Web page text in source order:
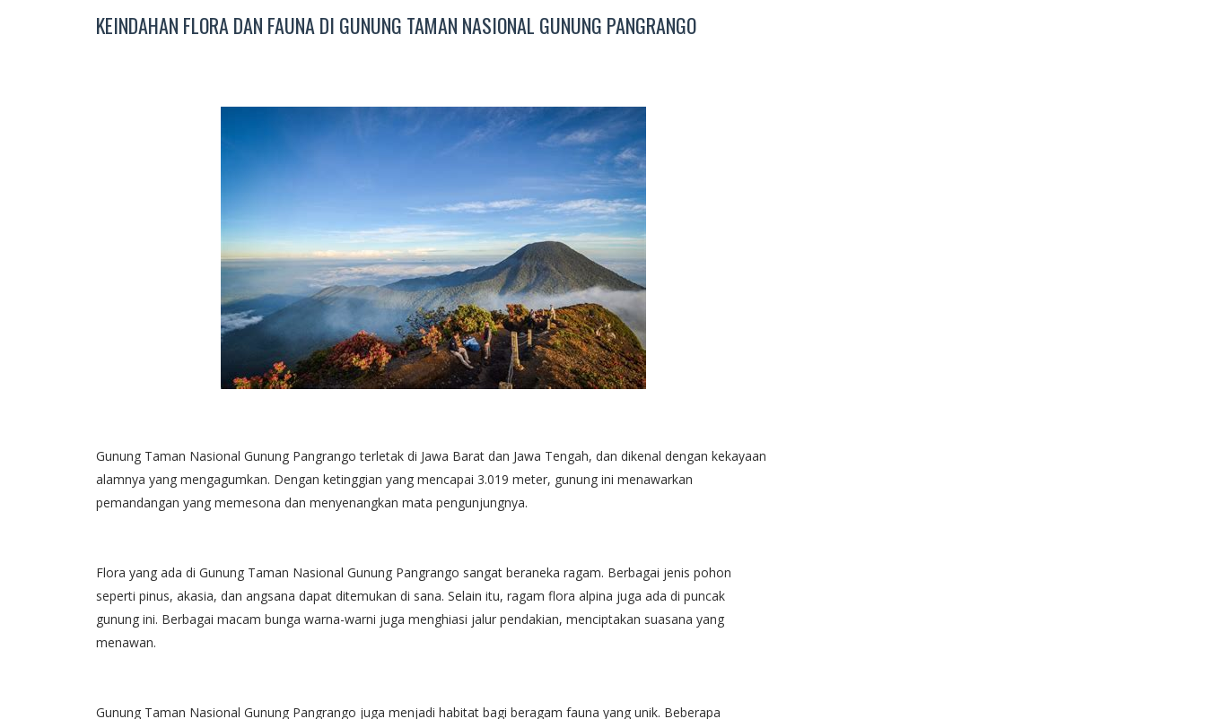
KEINDAHAN FLORA DAN FAUNA DI GUNUNG TAMAN NASIONAL GUNUNG PANGRANGO
Gunung Taman Nasional Gunung Pangrango terletak di Jawa Barat dan Jawa Tengah, dan dikenal dengan kekayaan
alamnya yang mengagumkan. Dengan ketinggian yang mencapai 3.019 meter, gunung ini menawarkan
pemandangan yang memesona dan menyenangkan mata pengunjungnya.
Flora yang ada di Gunung Taman Nasional Gunung Pangrango sangat beraneka ragam. Berbagai jenis pohon
seperti pinus, akasia, dan angsana dapat ditemukan di sana. Selain itu, ragam flora alpina juga ada di puncak
gunung ini. Berbagai macam bunga warna-warni juga menghiasi jalur pendakian, menciptakan suasana yang
menawan.
Gunung Taman Nasional Gunung Pangrango juga menjadi habitat bagi beragam fauna yang unik. Beberapa